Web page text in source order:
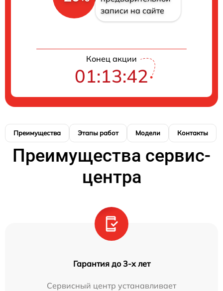
записи на сайте
Конец акции
01:13:41
Преимущества Этапы работ Модели Контакты
Преимущества сервис-
центра
Гарантия до 3-х лет
Сервисный центр устанавливает